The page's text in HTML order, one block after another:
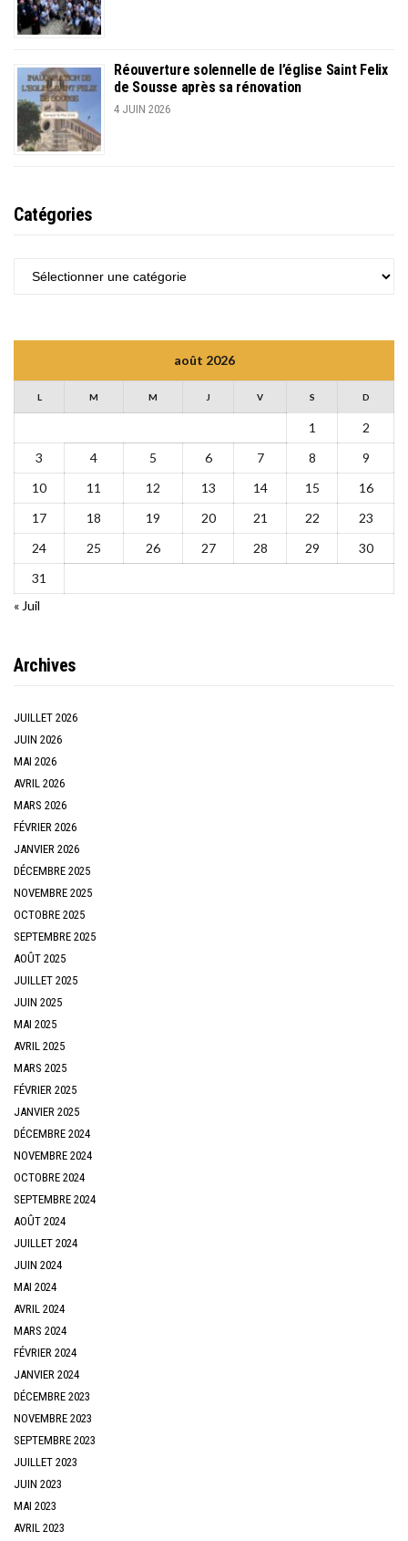
Réouverture solennelle de l’église Saint Felix
de Sousse après sa rénovation
4 JUIN 2026
Catégories
CATÉGORIES
août 2026
L M M J V S D
1
2
3
4 5 6 7 8
9
10
11 12 13 14 15
16
17
18 19 20 21 22
23
24
25 26 27 28 29
30
31
« Juil
Archives
JUILLET 2026
JUIN 2026
MAI 2026
AVRIL 2026
MARS 2026
FÉVRIER 2026
JANVIER 2026
DÉCEMBRE 2025
NOVEMBRE 2025
OCTOBRE 2025
SEPTEMBRE 2025
AOÛT 2025
JUILLET 2025
JUIN 2025
MAI 2025
AVRIL 2025
MARS 2025
FÉVRIER 2025
JANVIER 2025
DÉCEMBRE 2024
NOVEMBRE 2024
OCTOBRE 2024
SEPTEMBRE 2024
AOÛT 2024
JUILLET 2024
JUIN 2024
MAI 2024
AVRIL 2024
MARS 2024
FÉVRIER 2024
JANVIER 2024
DÉCEMBRE 2023
NOVEMBRE 2023
SEPTEMBRE 2023
JUILLET 2023
JUIN 2023
MAI 2023
AVRIL 2023